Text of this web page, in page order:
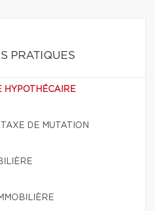
PRATIQUES
HYPOTHÉCAIRE
DE MUTATION